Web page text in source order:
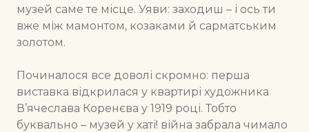
музей саме те місце. Уяви: заходиш – і ось ти
вже між мамонтом, козаками й сарматським
золотом.
Починалося все доволі скромно: перша
виставка відкрилася у квартирі художника
В’ячеслава Коренєва у 1919 році. Тобто
буквально – музей у хаті! війна забрала чимало